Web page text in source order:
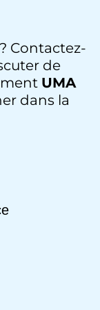
Contactez-
de
UMA
dans la